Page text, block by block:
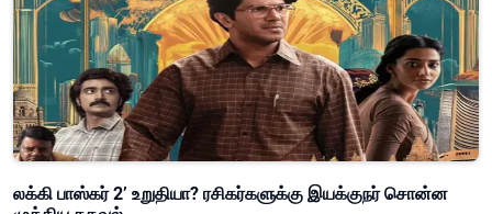
லக்கி பாஸ்கர் 2’ உறுதியா? ரசிகர்களுக்கு இயக்குநர் சொன்ன